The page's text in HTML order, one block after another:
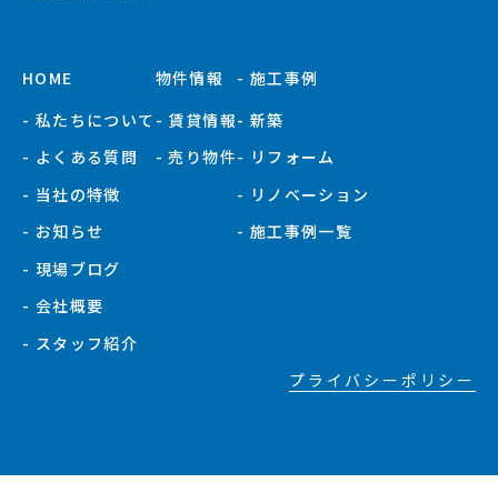
HOME
- 私たちについて
- よくある質問
- 当社の特徴
- お知らせ
- 現場ブログ
- 会社概要
- スタッフ紹介
物件情報
- 賃貸情報
- 売り物件
- 施工事例
- 新築
- リフォーム
- リノベーション
- 施工事例一覧
プライバシーポリシー